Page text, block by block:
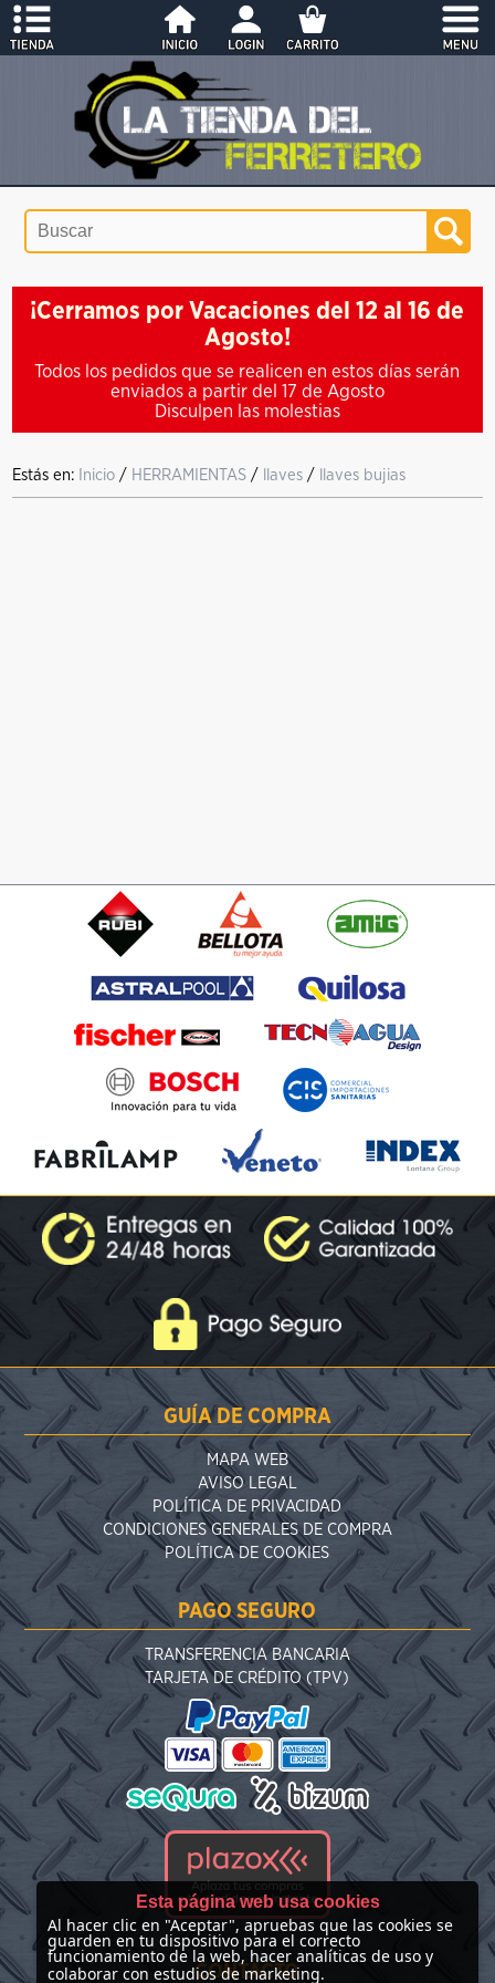
¡Cerramos por Vacaciones del 12 al 16 de
Agosto!
Todos los pedidos que se realicen en estos días serán
enviados a partir del 17 de Agosto
Disculpen las molestias
Estás en: Inicio / HERRAMIENTAS / llaves / llaves bujias
GUÍA DE COMPRA
MAPA WEB
AVISO LEGAL
POLÍTICA DE PRIVACIDAD
CONDICIONES GENERALES DE COMPRA
POLÍTICA DE COOKIES
PAGO SEGURO
TRANSFERENCIA BANCARIA
TARJETA DE CRÉDITO (TPV)
CONTACTO
Esta página web usa cookies
Al hacer clic en "Aceptar", apruebas que las cookies se
guarden en tu dispositivo para el correcto
funcionamiento de la web, hacer analíticas de uso y
colaborar con estudios de marketing.